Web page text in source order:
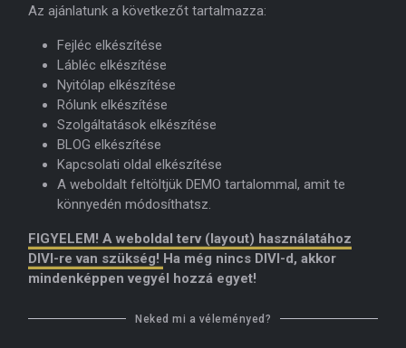
Az ajánlatunk a következőt tartalmazza:
Fejléc elkészítése
Lábléc elkészítése
Nyitólap elkészítése
Rólunk elkészítése
Szolgáltatások elkészítése
BLOG elkészítése
Kapcsolati oldal elkészítése
A weboldalt feltöltjük DEMO tartalommal, amit te
könnyedén módosíthatsz.
FIGYELEM! A weboldal terv (layout) használatához
DIVI-re van szükség! Ha még nincs DIVI-d, akkor
mindenképpen vegyél hozzá egyet!
Neked mi a véleményed?